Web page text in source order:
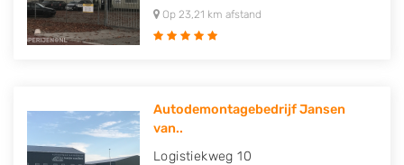
Op 23,21 km afstand
Autodemontagebedrijf Jansen
van..
Logistiekweg 10